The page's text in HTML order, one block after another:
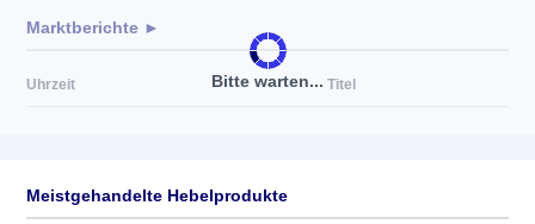
Bitte warten...
Marktberichte ►
Uhrzeit Titel
Meistgehandelte Hebelprodukte